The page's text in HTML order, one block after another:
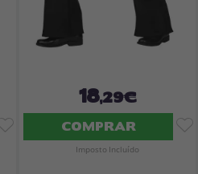
18,29€
COMPRAR
Imposto Incluído